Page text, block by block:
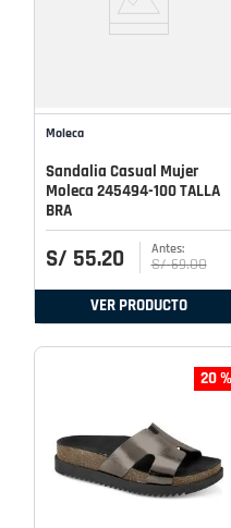
Moleca
Sandalia Casual Mujer
Moleca 245494-100 TALLA
BRA
S/ 55.20 S/ 69.00
VER PRODUCTO
20 %